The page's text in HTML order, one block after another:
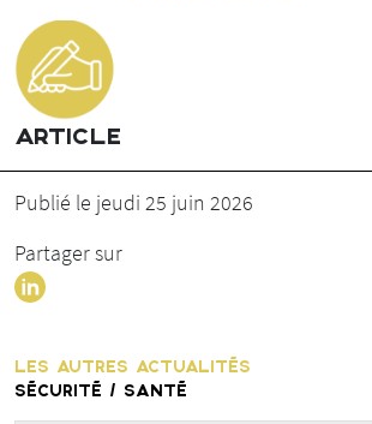
ARTICLE
Publié le jeudi 25 juin 2026
Partager sur
LES AUTRES ACTUALITÉS
SÉCURITÉ / SANTÉ